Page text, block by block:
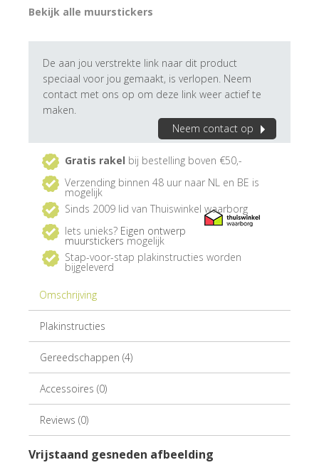
Bekijk alle muurstickers
De aan jou verstrekte link naar dit product
speciaal voor jou gemaakt, is verlopen. Neem
contact met ons op om deze link weer actief te
maken.
Neem contact op
Gratis rakel bij bestelling boven €50,-
Verzending binnen 48 uur naar NL en BE is
mogelijk
Sinds 2009 lid van Thuiswinkel waarborg
Iets unieks? Eigen ontwerp
muurstickers mogelijk
Stap-voor-stap plakinstructies worden
bijgeleverd
Omschrijving
Plakinstructies
Gereedschappen (4)
Accessoires (0)
Reviews (0)
Vrijstaand gesneden afbeelding